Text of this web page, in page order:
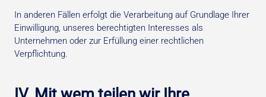
In anderen Fällen erfolgt die Verarbeitung auf Grundlage Ihrer
Einwilligung, unseres berechtigten Interesses als
Unternehmen oder zur Erfüllung einer rechtlichen
Verpflichtung.